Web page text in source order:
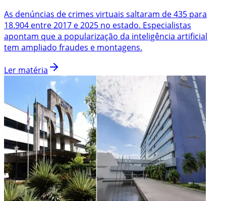
As denúncias de crimes virtuais saltaram de 435 para
18.904 entre 2017 e 2025 no estado. Especialistas
apontam que a popularização da inteligência artificial
tem ampliado fraudes e montagens.
Ler matéria